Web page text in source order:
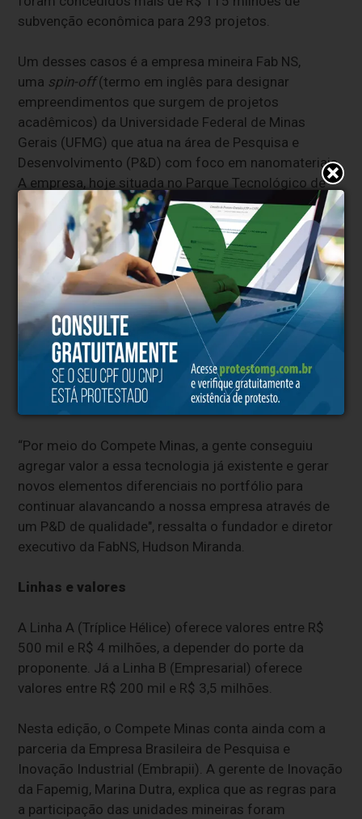
subvenção econômica para 293 projetos.
Um desses casos é a empresa mineira Fab NS,
uma spin-off(termo em inglês para designar
empreendimentos que surgem de projetos
acadêmicos) da Universidade Federal de Minas
Gerais (UFMG) que atua na área de Pesquisa e
Desenvolvimento (P&D) com foco em nanomateriais.
A empresa, hoje situada no Parque Tecnológico de
Belo Horizonte (BH Tec), desenvolveu um nanoscópio
que foi aprimorado a partir de recursos oriundos da
aprovação em três rodadas do Compete Minas.
O equipamento que combina diversas tecnologias já
é usado em pesquisas de instituições como o
Instituto Nacional de Metrologia, Qualidade e
Tecnologia (Inmetro) e da própria UFMG. Em 2023,
aconteceu a primeira exportação do equipamento
que hoje é comercializado para diversos países do
mundo.
“Por meio do Compete Minas, a gente conseguiu
agregar valor a essa tecnologia já existente e gerar
novos elementos diferenciais no portfólio para
continuar alavancando a nossa empresa através de
um P&D de qualidade", ressalta o fundador e diretor
executivo da FabNS, Hudson Miranda.
Linhas e valores
A Linha A (Tríplice Hélice) oferece valores entre R$
500 mil e R$ 4 milhões, a depender do porte da
proponente. Já a Linha B (Empresarial) oferece
valores entre R$ 200 mil e R$ 3,5 milhões.
Nesta edição, o Compete Minas conta ainda com a
parceria da Empresa Brasileira de Pesquisa e
Inovação Industrial (Embrapii). A gerente de Inovação
da Fapemig, Marina Dutra, explica que as regras para
a participação das unidades mineiras foram